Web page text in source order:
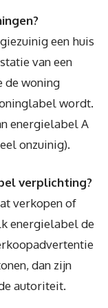
een huis
van een
de woning
wordt.
energielabel A
onzuinig).
verplichting?
verkopen of
energielabel de
dan zijn
autoriteit.